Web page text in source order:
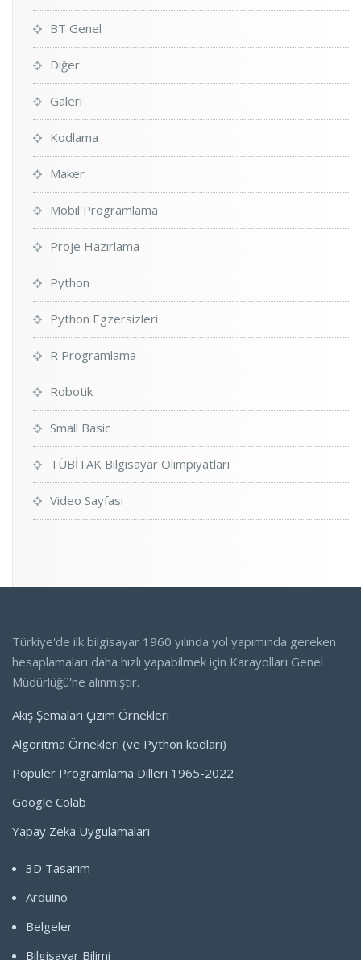
BT Genel
Diğer
Galeri
Kodlama
Maker
Mobil Programlama
Proje Hazırlama
Python
Python Egzersizleri
R Programlama
Robotik
Small Basic
TÜBİTAK Bilgisayar Olimpiyatları
Video Sayfası
Türkiye'de ilk bilgisayar 1960 yılında yol yapımında gereken
hesaplamaları daha hızlı yapabilmek için Karayolları Genel
Müdürlüğü'ne alınmıştır.
Akış Şemaları Çizim Örnekleri
Algoritma Örnekleri (ve Python kodları)
Popüler Programlama Dilleri 1965-2022
Google Colab
Yapay Zeka Uygulamaları
3D Tasarım
Arduino
Belgeler
Bilgisayar Bilimi